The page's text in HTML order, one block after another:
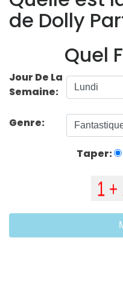
de Dolly
Quel
Jour De La
Semaine:
Genre:
Taper: